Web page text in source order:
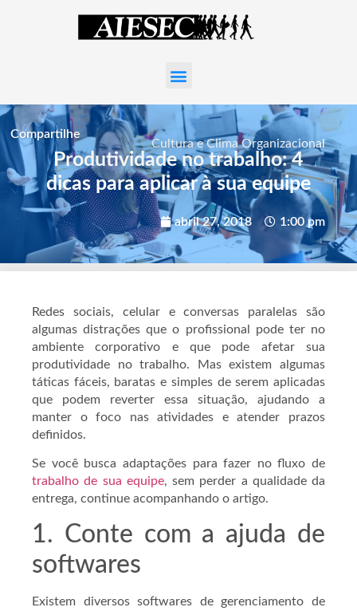
Cultura e Clima Organizacional
Produtividade no trabalho: 4
dicas para aplicar à sua equipe
abril 27, 2018 1:00 pm
Redes sociais, celular e conversas paralelas são
algumas distrações que o profissional pode ter no
ambiente corporativo e que pode afetar sua
produtividade no trabalho. Mas existem algumas
táticas fáceis, baratas e simples de serem aplicadas
que podem reverter essa situação, ajudando a
manter o foco nas atividades e atender prazos
definidos.
Se você busca adaptações para fazer no fluxo de
trabalho de sua equipe, sem perder a qualidade da
entrega, continue acompanhando o artigo.
1. Conte com a ajuda de
softwares
Existem diversos softwares de gerenciamento de
Compartilhe